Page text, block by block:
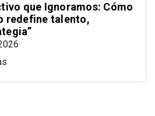
que Ignoramos: Cómo
redefine talento,